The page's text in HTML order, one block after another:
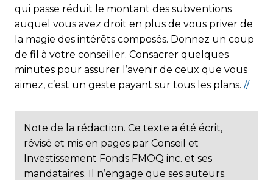
qui passe réduit le montant des subventions
auquel vous avez droit en plus de vous priver de
la magie des intérêts composés. Donnez un coup
de fil à votre conseiller. Consacrer quelques
minutes pour assurer l’avenir de ceux que vous
aimez, c’est un geste payant sur tous les plans. //
Note de la rédaction. Ce texte a été écrit,
révisé et mis en pages par Conseil et
Investissement Fonds FMOQ inc. et ses
mandataires. Il n’engage que ses auteurs.